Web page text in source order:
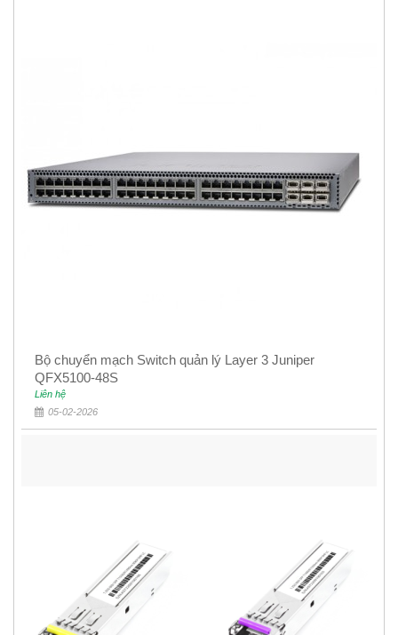
Bộ chuyển mạch Switch quản lý Layer 3 Juniper
QFX5100-48S
Liên hệ
05-02-2026